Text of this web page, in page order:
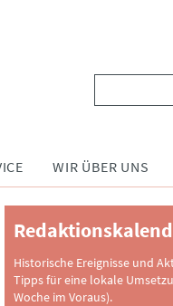
WIR ÜBER UNS
Historische Ereignisse und
Tipps für eine lokale
Woche im Voraus).